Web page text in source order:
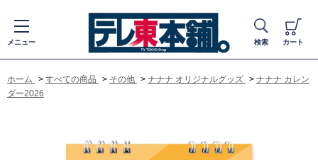
メニュー 検索 カート
ホーム > すべての商品 > その他 > ナナナ オリジナルグッズ > ナナナ カレン
ダー2026